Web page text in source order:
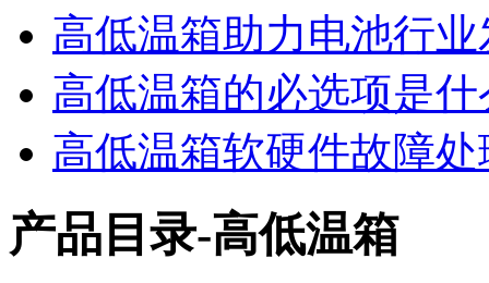
高低温箱助力电池行业
高低温箱的必选项是什
高低温箱软硬件故障处
产品目录-高低温箱